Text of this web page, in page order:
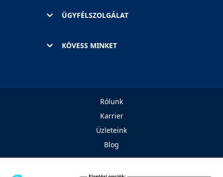
ÜGYFÉLSZOLGÁLAT
KÖVESS MINKET
Rólunk
Karrier
Üzleteink
Blog